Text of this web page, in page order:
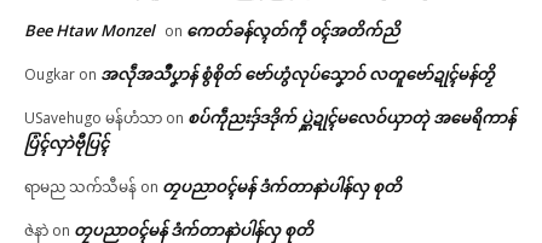
Bee Htaw Monzel on ကေတ်ခန်လ္ၚတ်ကဵု ၀ၚ်အတိက်ညိ
Ougkar on အလဵုအသဳပၞာန် စွံစိုတ် ဗော်ဟွံလုပ်သၞောဝ် လတူဗော်ဍုၚ်မန်တၟိ
USavehugo မန်ဟံသာ on စပ်ကဵုညးဒှ်ဒဒိုက် ပ္ဋဲဍုၚ်မလေဝ်ယှာတုဲ အမေရိကာန်
ပြံၚ်လှာဲဗီုပြၚ်
ရာမည သက်သီမန် on တၠပညာဝၚ်မန် ဒံက်တာနာဲပါန်လှ စုတိ
ဇဲနာဲ on တၠပညာဝၚ်မန် ဒံက်တာနာဲပါန်လှ စုတိ